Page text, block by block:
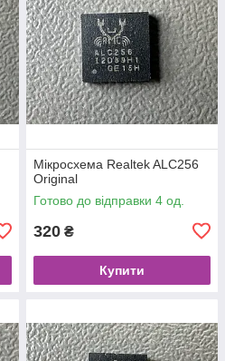
Мікросхема Realtek ALC256
Original
Готово до відправки 4 од.
320 ₴
Купити